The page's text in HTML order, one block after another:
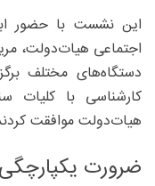
این نشست با حضور
اجتماعی هیات‌دولت،
دستگاه‌های مختلف
کارشناسی با کلیات
هیات‌دولت موافقت
ضرورت